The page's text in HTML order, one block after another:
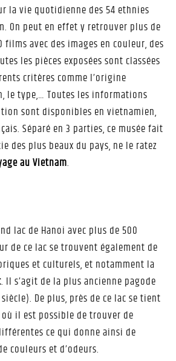
la vie quotidienne des 54 ethnies
On peut en effet y retrouver plus de
films avec des images en couleur, des
les pièces exposées sont classées
critères comme l’origine
le type,… Toutes les informations
sont disponibles en vietnamien,
Séparé en 3 parties, ce musée fait
des plus beaux du pays, ne le ratez
au Vietnam.
lac de Hanoi avec plus de 500
de ce lac se trouvent également de
et culturels, et notamment la
. Il s’agit de la plus ancienne pagode
De plus, près de ce lac se tient
il est possible de trouver de
ce qui donne ainsi de
couleurs et d’odeurs.